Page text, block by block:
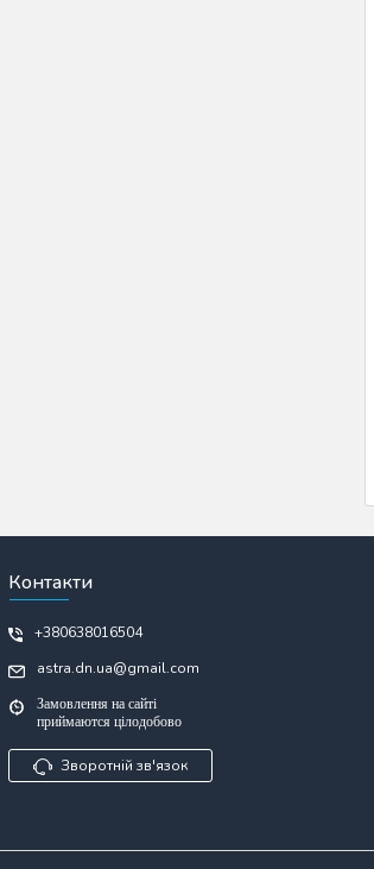
Контакти
+380638016504
astra.dn.ua@gmail.com
Замовлення на сайті
приймаются цілодобово
Зворотній зв'язок